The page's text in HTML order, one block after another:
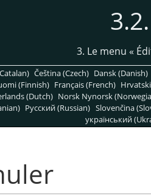
3. Le menu «
Čeština (Czech) Dansk (Danish)
(Finnish) Français (French)
(Dutch) Norsk Nynorsk
Pусский (Russian) Slovenčina
український